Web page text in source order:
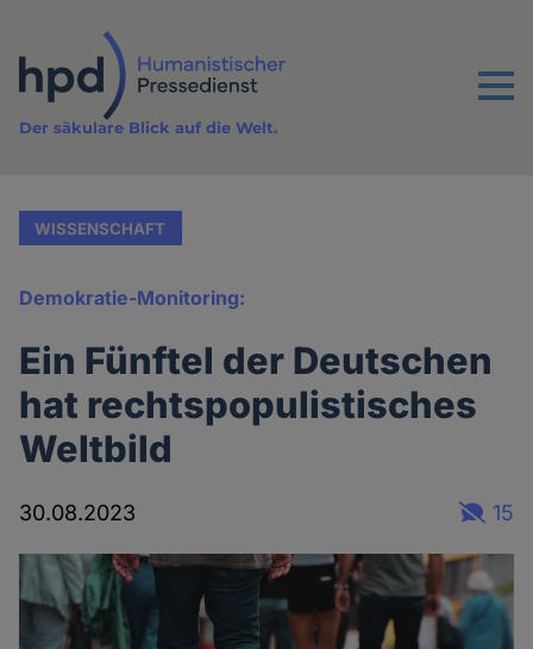
Inhalt
Menu
Der säkulare Blick auf die Welt.
WISSENSCHAFT
Demokratie-Monitoring:
Ein Fünftel der Deutschen
hat rechtspopulistisches
Weltbild
30.08.2023 15